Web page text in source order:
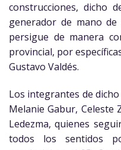
construcciones, dicho
generador de mano
persigue de manera
provincial, por
Gustavo Valdés.
Los integrantes de
Melanie Gabur, Celeste
Ledezma, quienes
todos los sentidos